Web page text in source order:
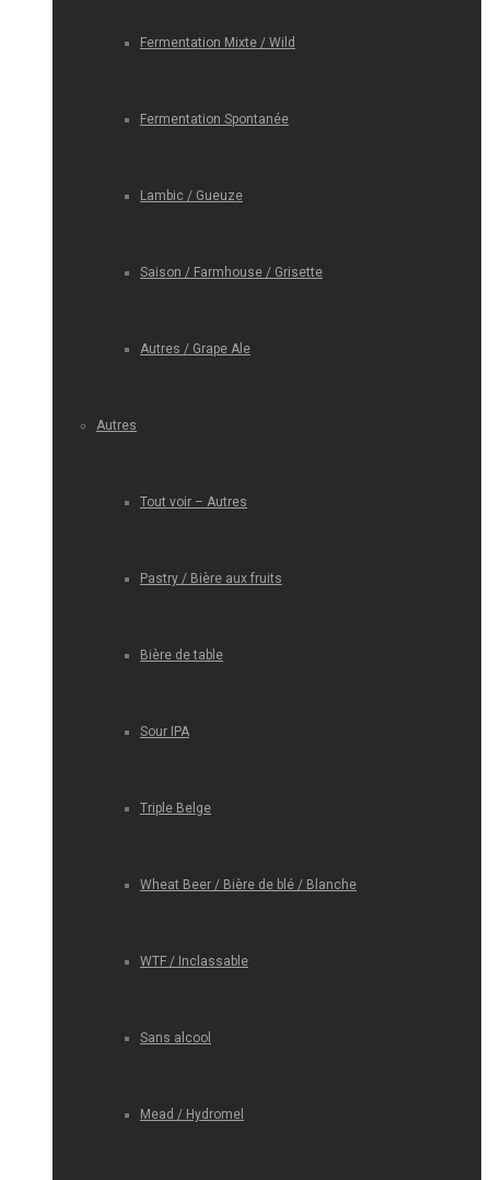
Fermentation Mixte / Wild
Fermentation Spontanée
Lambic / Gueuze
Saison / Farmhouse / Grisette
Autres / Grape Ale
Autres
Tout voir – Autres
Pastry / Bière aux fruits
Bière de table
Sour IPA
Triple Belge
Wheat Beer / Bière de blé / Blanche
WTF / Inclassable
Sans alcool
Mead / Hydromel